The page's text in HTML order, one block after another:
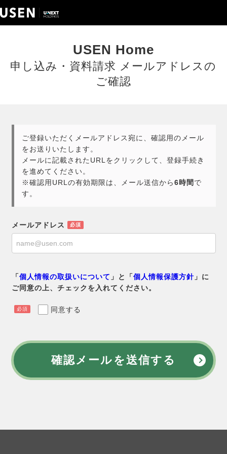
USEN Home
申し込み・資料請求 メールアドレスの
ご確認
ご登録いただくメールアドレス宛に、確認用のメール
をお送りいたします。
メールに記載されたURLをクリックして、登録手続き
を進めてください。
※確認用URLの有効期限は、メール送信から6時間 で
す。
メールアドレス 必須
「個人情報の取扱いについて 」と「個人情報保護方針」に
ご同意の上、チェックを入れてください。
必須 同意する